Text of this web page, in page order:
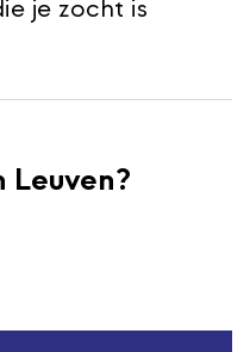
je zocht is
Leuven?